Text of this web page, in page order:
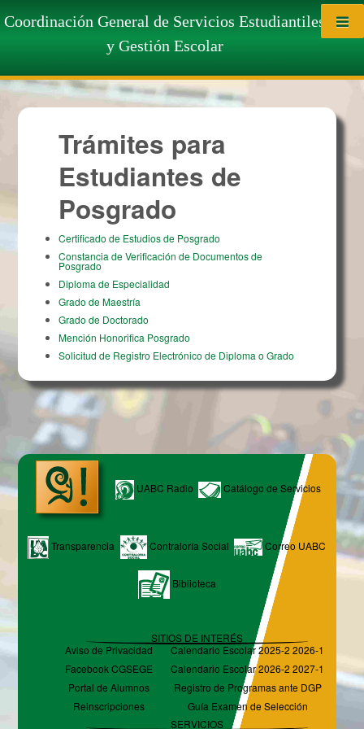
Coordinación General de Servicios Estudiantiles
y Gestión Escolar
Trámites para Estudiantes de
Posgrado
Trámites para
Estudiantes de
Posgrado
Certificado de Estudios de Posgrado
Constancia de Verificación de Documentos de
Posgrado
Diploma de Especialidad
Grado de Maestría
Grado de Doctorado
Mención Honorifica Posgrado
Solicitud de Registro Electrónico de Diploma o Grado
UABC Radio Catálogo de Servicios
Transparencia Contraloría Social Correo UABC
Biblioteca
SITIOS DE INTERÉS
Aviso de Privacidad
Calendario Escolar 2025-2 2026-1
Facebook CGSEGE
Calendario Escolar 2026-2 2027-1
Portal de Alumnos
Registro de Programas ante DGP
Reinscripciones
Guía Examen de Selección
SERVICIOS